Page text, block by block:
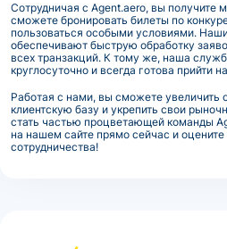
Сотрудничая с Agent.aero, вы
сможете бронировать билеты по
пользоваться особыми условиями.
обеспечивают быструю обработку
всех транзакций. К тому же, наша
круглосуточно и всегда готова прийти
Работая с нами, вы сможете увеличить
клиентскую базу и укрепить свои
стать частью процветающей команды
на нашем сайте прямо сейчас и
сотрудничества!